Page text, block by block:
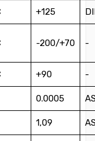
+125
-200/+70 -
+90 -
0.0005
1,09